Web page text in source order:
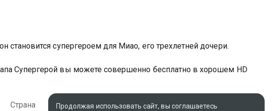
становится супергероем для Миао, его трехлетней дочери.
Супергерой вы можете совершенно бесплатно в хорошем HD
Страна Продолжая использовать сайт, вы соглашаетесь